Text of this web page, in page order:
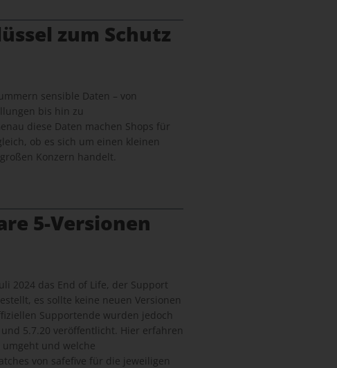
zum Schutz
sensible Daten – von
bis hin zu
diese Daten machen Shops für
ob es sich um einen kleinen
Konzern handelt.
5-Versionen
2024 das End of Life, der Support
es sollte keine neuen Versionen
Supportende wurden jedoch
5.7.20 veröffentlicht. Hier erfahren
und welche
von safefive für die jeweiligen